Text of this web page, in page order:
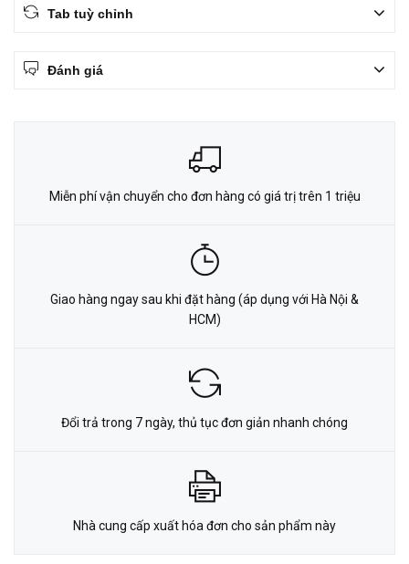
Tab tuỳ chỉnh
Đánh giá
Miễn phí vận chuyển cho đơn hàng có giá trị trên 1 triệu
Giao hàng ngay sau khi đặt hàng (áp dụng với Hà Nội &
HCM)
Đổi trả trong 7 ngày, thủ tục đơn giản nhanh chóng
Nhà cung cấp xuất hóa đơn cho sản phẩm này